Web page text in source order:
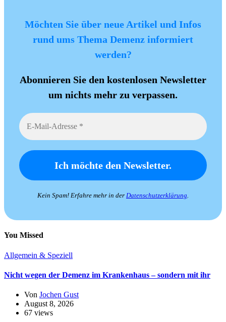
Möchten Sie über neue Artikel und Infos
rund ums Thema Demenz informiert
werden?
Abonnieren Sie den kostenlosen Newsletter
um nichts mehr zu verpassen.
Kein Spam! Erfahre mehr in der Datenschutzerklärung.
You Missed
Allgemein & Speziell
Nicht wegen der Demenz im Krankenhaus – sondern mit ihr
Von Jochen Gust
August 8, 2026
67 views